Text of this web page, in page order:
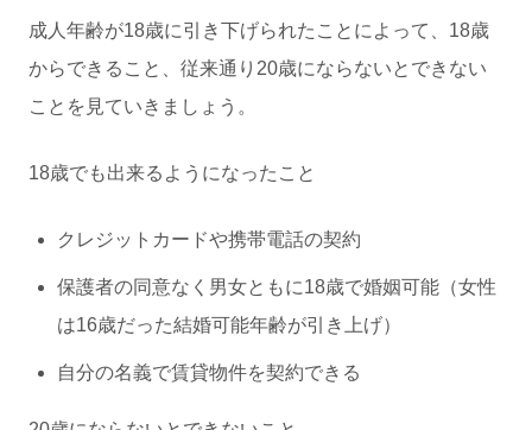
成人年齢が18歳に引き下げられたことによって、18歳
からできること、従来通り20歳にならないとできない
ことを見ていきましょう。
18歳でも出来るようになったこと
クレジットカードや携帯電話の契約
保護者の同意なく男女ともに18歳で婚姻可能（女性
は16歳だった結婚可能年齢が引き上げ）
自分の名義で賃貸物件を契約できる